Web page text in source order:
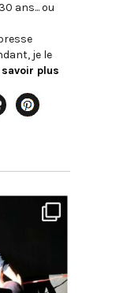
ans... ou
je le
savoir plus